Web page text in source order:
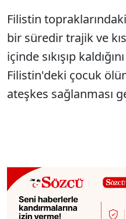
Filistin
bir süredir trajik ve
içinde sıkışıp
Filistin'deki çocuk
ateşkes sağlanması